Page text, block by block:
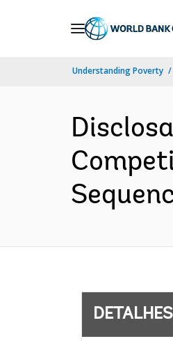
Understanding Poverty
DETALHES